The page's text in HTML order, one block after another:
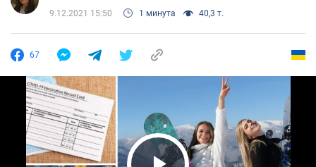
9.12.2021 15:50 1 минута 40,3 т.
67